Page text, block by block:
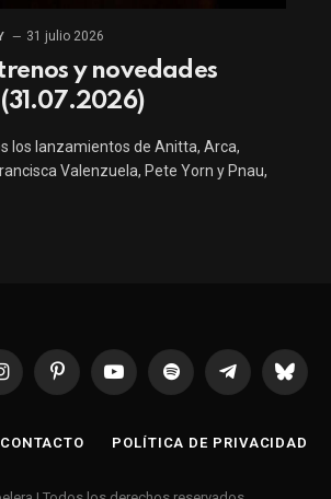
31 julio 2026
y novedades
los lanzamientos de Anitta, Arca,
Valenzuela, Pete Yorn y Pnau,
PinterestYouTubeSpotify Telegrama
CONTACTO POLÍTICA DE PRIVACIDAD